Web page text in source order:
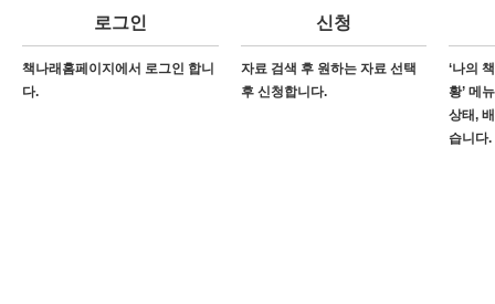
로그인
책나래홈페이지에서 로그인 합니
다.
신청
자료 검색 후 원하는 자료 선택
후 신청합니다.
‘나의
황’ 메
상태,
습니다.